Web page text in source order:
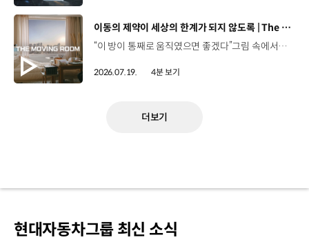
[동영상]
이동의 제약이 세상의 한계가 되지 않도록 | The Moving Room
“이 방이 통째로 움직였으면 좋겠다”그림 속에서만 그리던 여행이 현실이 되기까지 기아 PV5 WAV는 필요한 의료 장비를 싣고가족과 한 공간에서 함께 떠날 수 있도록이동의 경험을 다시 설계했습니다. 같은 풍경을 보고, 같은 순간을 나누는 일현대자동차그룹은 모두를 위한 이동을 만들어갑니다. #현대자동차그룹 #TheMovingRoom #PV5 #기아 #목적기반모빌리티 #PV5WAV #PBV
2026.07.19. 4분 보기
더보기
현대자동차그룹 최신 소식